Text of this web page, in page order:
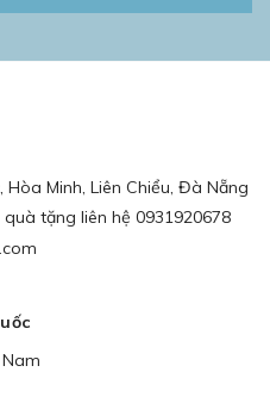
Hòa Minh, Liên Chiểu, Đà Nẵng
tặng liên hệ 0931920678